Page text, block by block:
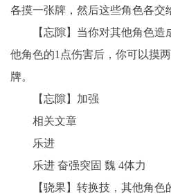
各摸一张牌，然后这些角色各交
【忘隙】当你对其他角色
他角色的1点伤害后，你可以摸
牌。
【忘隙】加强
相关文章
乐进
乐进 奋强突固 魏 4体力
【骁果】转换技，其他角